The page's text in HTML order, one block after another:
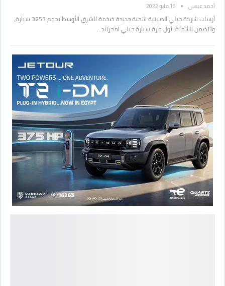
أحمد عيسى 16 مايو 2022
أرسلت شركة جيلي الصينية شحنة جديدة ضخمة للشرق الأوسط بحجم 3253 سيارة،
وتتضمن الشحنة لأول مرة سيارة جيلي امجراند…